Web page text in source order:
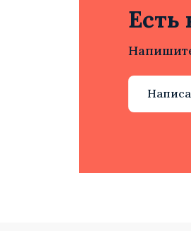
Есть